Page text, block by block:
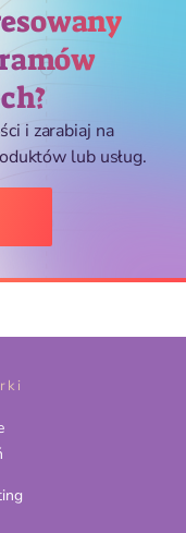
i zarabiaj na
lub usług.